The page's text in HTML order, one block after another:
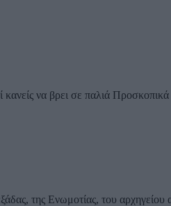
κανείς να βρει σε παλιά
της Ενωμοτίας, του